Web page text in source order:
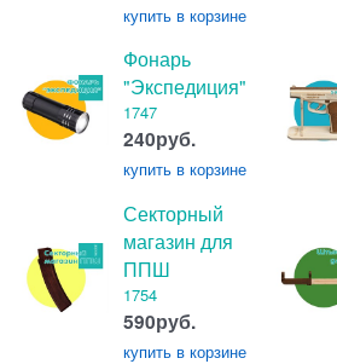
купить в корзине
Фонарь
"Экспедиция"
1747
240руб.
купить в корзине
Секторный
магазин для
ППШ
1754
590руб.
купить в корзине